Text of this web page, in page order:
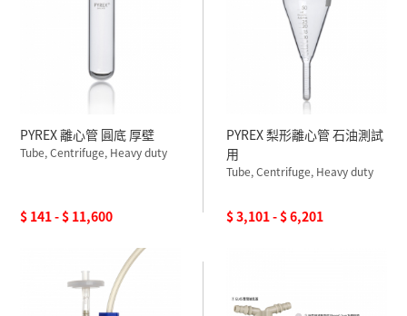
PYREX 離心管 圓底 厚壁
Tube, Centrifuge, Heavy duty
$ 141 - $ 11,600
PYREX 梨形離心管 石油測試
用
Tube, Centrifuge, Heavy duty
$ 3,101 - $ 6,201